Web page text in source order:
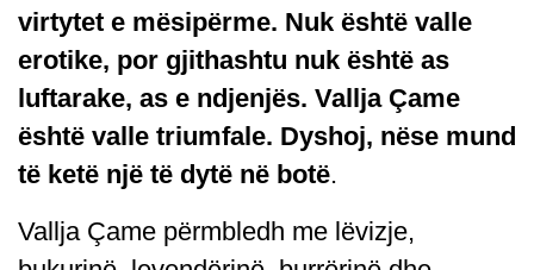
virtytet e mësipërme. Nuk është valle
erotike, por gjithashtu nuk është as
luftarake, as e ndjenjës. Vallja Çame
është valle triumfale. Dyshoj, nëse mund
të ketë një të dytë në botë.
Vallja Çame përmbledh me lëvizje,